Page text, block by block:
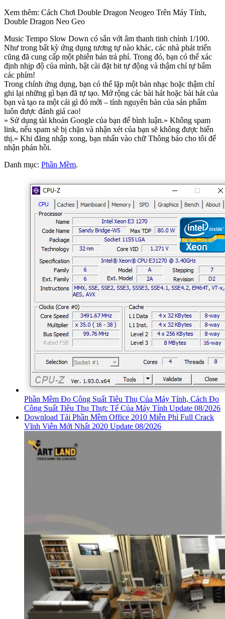
Xem thêm: Cách Chơi Double Dragon Neogeo Trên Máy Tính,
Double Dragon Neo Geo
Music Tempo Slow Down có sẵn với âm thanh tinh chỉnh 1/100.
Như trong bất kỳ ứng dụng tương tự nào khác, các nhà phát triển
cũng đã cung cấp một phiên bản trả phí. Trong đó, bạn có thể xác
định nhịp độ của mình, bật cài đặt bit tự động và thậm chí tự bấm
các phím!
Trong chính ứng dụng, bạn có thể lặp một bản nhạc hoặc thậm chí
ghi lại những gì bạn đã tự tạo. Mở rộng các bài hát hoặc bài hát của
bạn và tạo ra một cái gì đó mới – tính nguyên bản của sản phẩm
luôn được đánh giá cao!
» Sử dụng tài khoản Google của bạn để bình luận.» Không spam
link, nếu spam sẽ bị chặn và nhận xét của bạn sẽ không được hiển
thị.» Khi đăng nhập xong, bạn nhấn vào chữ Thông báo cho tôi để
nhận phản hồi.
Danh mục: Phần Mềm.
Phần Mềm Đo Công Suất Tiêu Thụ Của Máy Tính, Cách Đo
Công Suất Tiêu Thụ Thực Tế Của Máy Tính Update 08/2026
Download Tải Phần Mềm Office 2010 Miễn Phí Full Crack
Vĩnh Viễn Mới Nhất 2020 Update 08/2026